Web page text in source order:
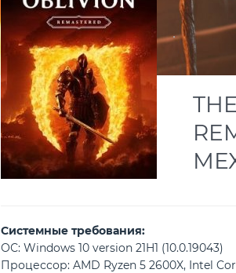
Cистемные требования:
ОС: Windows 10 version 21H1 (10.0.19043)
Процессор: AMD Ryzen 5 2600X, Intel